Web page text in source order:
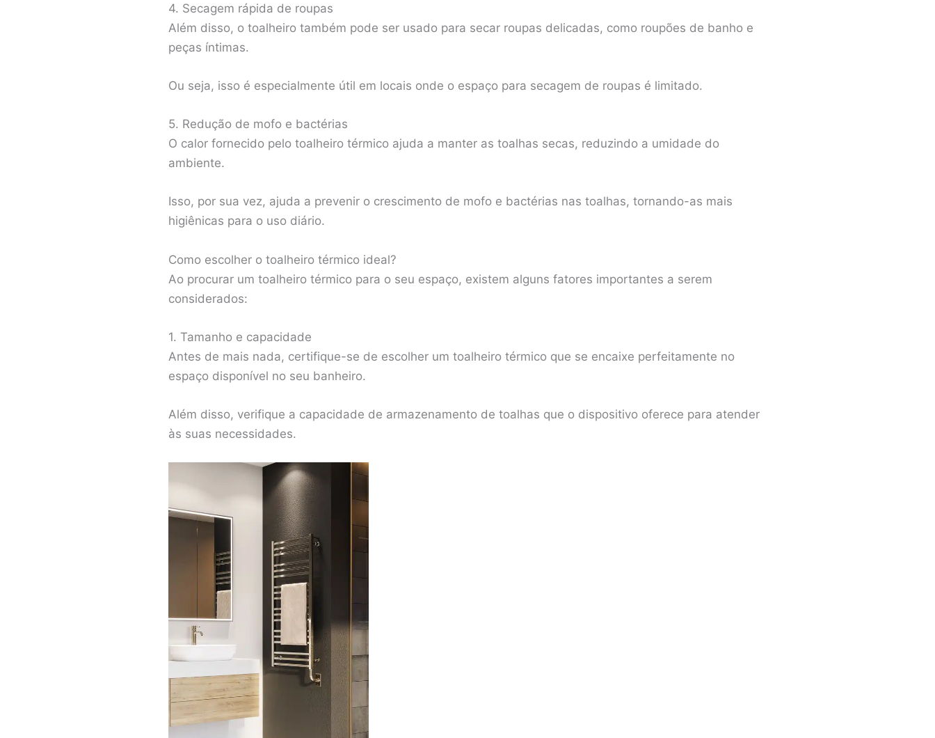
4. Secagem rápida de roupas
Além disso, o toalheiro também pode ser usado para secar roupas delicadas, como roupões de banho e
peças íntimas.
Ou seja, isso é especialmente útil em locais onde o espaço para secagem de roupas é limitado.
5. Redução de mofo e bactérias
O calor fornecido pelo toalheiro térmico ajuda a manter as toalhas secas, reduzindo a umidade do
ambiente.
Isso, por sua vez, ajuda a prevenir o crescimento de mofo e bactérias nas toalhas, tornando-as mais
higiênicas para o uso diário.
Como escolher o toalheiro térmico ideal?
Ao procurar um toalheiro térmico para o seu espaço, existem alguns fatores importantes a serem
considerados:
1. Tamanho e capacidade
Antes de mais nada, certifique-se de escolher um toalheiro térmico que se encaixe perfeitamente no
espaço disponível no seu banheiro.
Além disso, verifique a capacidade de armazenamento de toalhas que o dispositivo oferece para atender
às suas necessidades.